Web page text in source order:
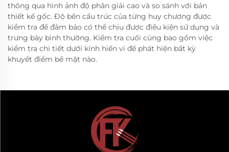
thông qua hình ảnh độ phân giải cao và so sánh với bản
thiết kế gốc. Độ bền cấu trúc của từng huy chương được
kiểm tra để đảm bảo có thể chịu được điều kiện sử dụng và
trưng bày bình thường. Kiểm tra cuối cùng bao gồm việc
kiểm tra chi tiết dưới kính hiển vi để phát hiện bất kỳ
khuyết điểm bề mặt nào.